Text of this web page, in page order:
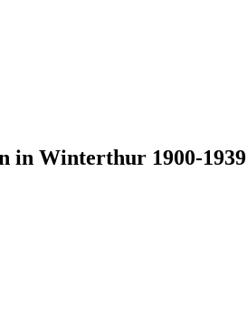
in Winterthur 1900-1939